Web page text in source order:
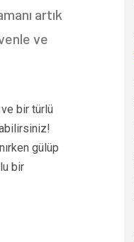
artık
ve
bir türlü
gülüp
bir